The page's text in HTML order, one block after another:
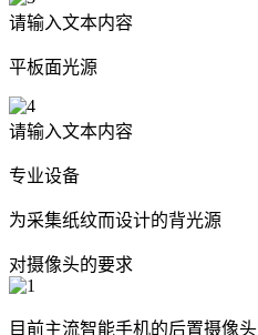
请输入文本内容
平板面光源
请输入文本内容
专业设备
为采集纸纹而设计的背光源
对摄像头的要求
目前主流智能手机的后置摄像头